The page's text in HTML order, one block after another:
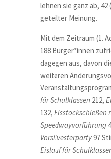
lehnen sie ganz ab, 42
geteilter Meinung.
Mit dem Zeitraum (1.
188 Bürger*innen
dagegen aus, davon
weiteren
für Schulklassen 212,
132, Eisstockschießen
Speedwayvorführung
Vorsilvesterparty97
Eislauf für